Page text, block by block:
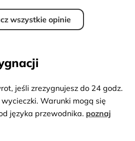
wszystkie opinie
jeśli zrezygnujesz do 24 godz.
Warunki mogą się
języka przewodnika. poznaj